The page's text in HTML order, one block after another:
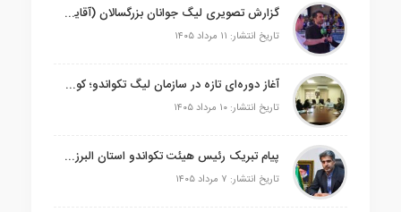
گزارش تصویری لیگ جوانان بزرگسالان (آقایان)
تاریخ انتشار: ۱۱ مرداد ۱۴۰۵
آغاز دوره‌ای تازه در سازمان لیگ تکواندو؛ کوروش رجلی، چهره پرافتخار البرزی، نخستین نشست کاری خود را برگزار کرد
تاریخ انتشار: ۱۰ مرداد ۱۴۰۵
پیام تبریک رئیس هیئت تکواندو استان البرز به مناسبت انتصاب کوروش رجلی به ریاست سازمان لیگ فدراسیون
تاریخ انتشار: ۷ مرداد ۱۴۰۵